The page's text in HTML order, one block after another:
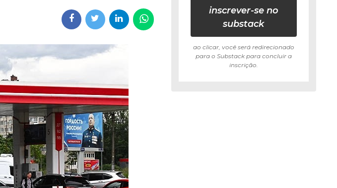
inscrever-se no
substack
ao clicar, você será redirecionado
para o Substack para concluir a
inscrição.